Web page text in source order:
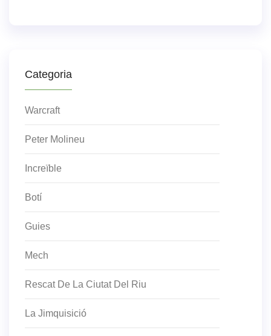
Categoria
Warcraft
Peter Molineu
Increïble
Botí
Guies
Mech
Rescat De La Ciutat Del Riu
La Jimquisició